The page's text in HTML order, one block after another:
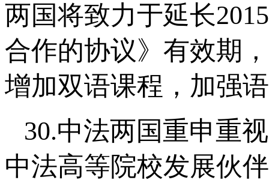
两国将致力于延长
合作的协议》有效期
增加双语课程，加强
30.中法两国重申重
中法高等院校发展伙